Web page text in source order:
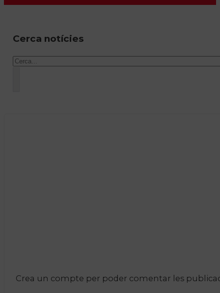
Cerca notícies
Cercar
Crea un compte per poder comentar les